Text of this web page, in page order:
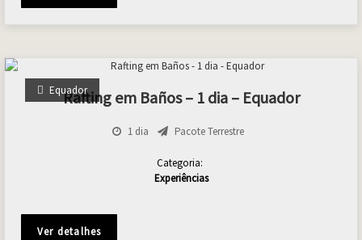
Equador
Rafting em Baños – 1 dia – Equador
1 dia Pacote Terrestre
Categoria:
Experiências
Ver detalhes